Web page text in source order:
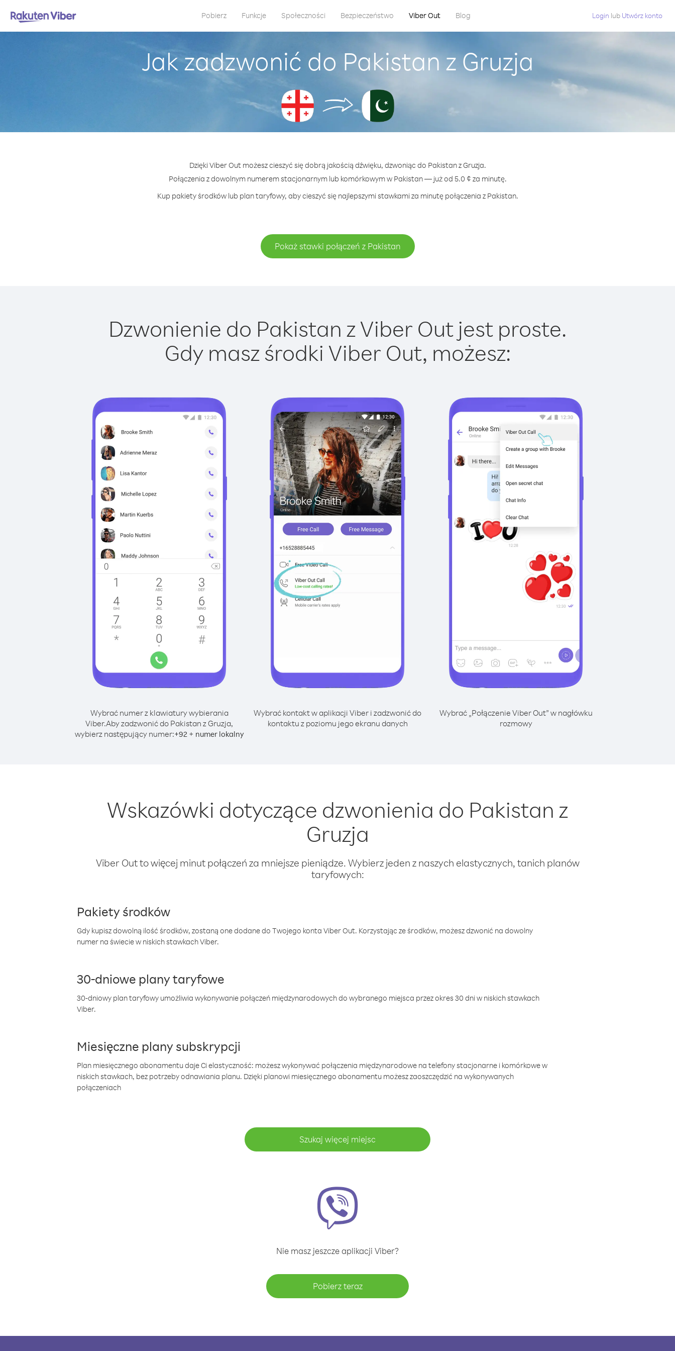
Pobierz Funkcje Społeczności Bezpieczeństwo Viber Out Blog Login lub Utwórz konto
Jak zadzwonić do Pakistan z Gruzja
Dzięki Viber Out możesz cieszyć się dobrą jakością dźwięku, dzwoniąc do Pakistan z Gruzja.
Połączenia z dowolnym numerem stacjonarnym lub komórkowym w Pakistan — już od 5.0 ¢ za minutę.
Kup pakiety środków lub plan taryfowy, aby cieszyć się najlepszymi stawkami za minutę połączenia z Pakistan.
Pokaż stawki połączeń z Pakistan
Dzwonienie do Pakistan z Viber Out jest proste.
Gdy masz środki Viber Out, możesz:
Wybrać numer z klawiatury wybierania
Viber.Aby zadzwonić do Pakistan z Gruzja,
wybierz następujący numer:+92+ numer lokalny
Wybrać kontakt w aplikacji Viber i zadzwonić do
kontaktu z poziomu jego ekranu danych
Wybrać „Połączenie Viber Out” w nagłówku
rozmowy
Wskazówki dotyczące dzwonienia do Pakistan z
Gruzja
Viber Out to więcej minut połączeń za mniejsze pieniądze. Wybierz jeden z naszych elastycznych, tanich planów
taryfowych:
Pakiety środków
Gdy kupisz dowolną ilość środków, zostaną one dodane do Twojego konta Viber Out. Korzystając ze środków, możesz dzwonić na dowolny
numer na świecie w niskich stawkach Viber.
30-dniowe plany taryfowe
30-dniowy plan taryfowy umożliwia wykonywanie połączeń międzynarodowych do wybranego miejsca przez okres 30 dni w niskich stawkach
Viber.
Miesięczne plany subskrypcji
Plan miesięcznego abonamentu daje Ci elastyczność: możesz wykonywać połączenia międzynarodowe na telefony stacjonarne i komórkowe w
niskich stawkach, bez potrzeby odnawiania planu. Dzięki planowi miesięcznego abonamentu możesz zaoszczędzić na wykonywanych
połączeniach
Szukaj więcej miejsc
Nie masz jeszcze aplikacji Viber?
Pobierz teraz